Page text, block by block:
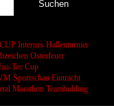
Internes Hallenturnier
Osterfeuer
Tec Cup
Sportschau Eintracht
Marathon Teambulding